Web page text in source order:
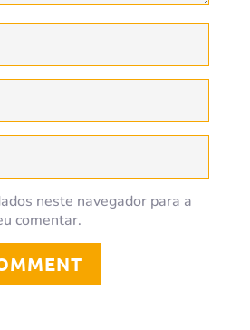
neste navegador para a
comentar.